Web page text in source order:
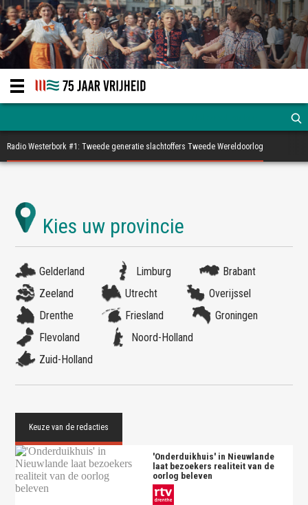
Radio Westerbork #1: Tweede generatie slachtoffers Tweede Wereldoorlog
Gelderland Limburg
Brabant
Zeeland
Utrecht
Overijssel
Drenthe
Friesland
Groningen
Flevoland
Noord-Holland
Zuid-Holland
'Onderduikhuis' in Nieuwlande
laat bezoekers realiteit van de
oorlog beleven